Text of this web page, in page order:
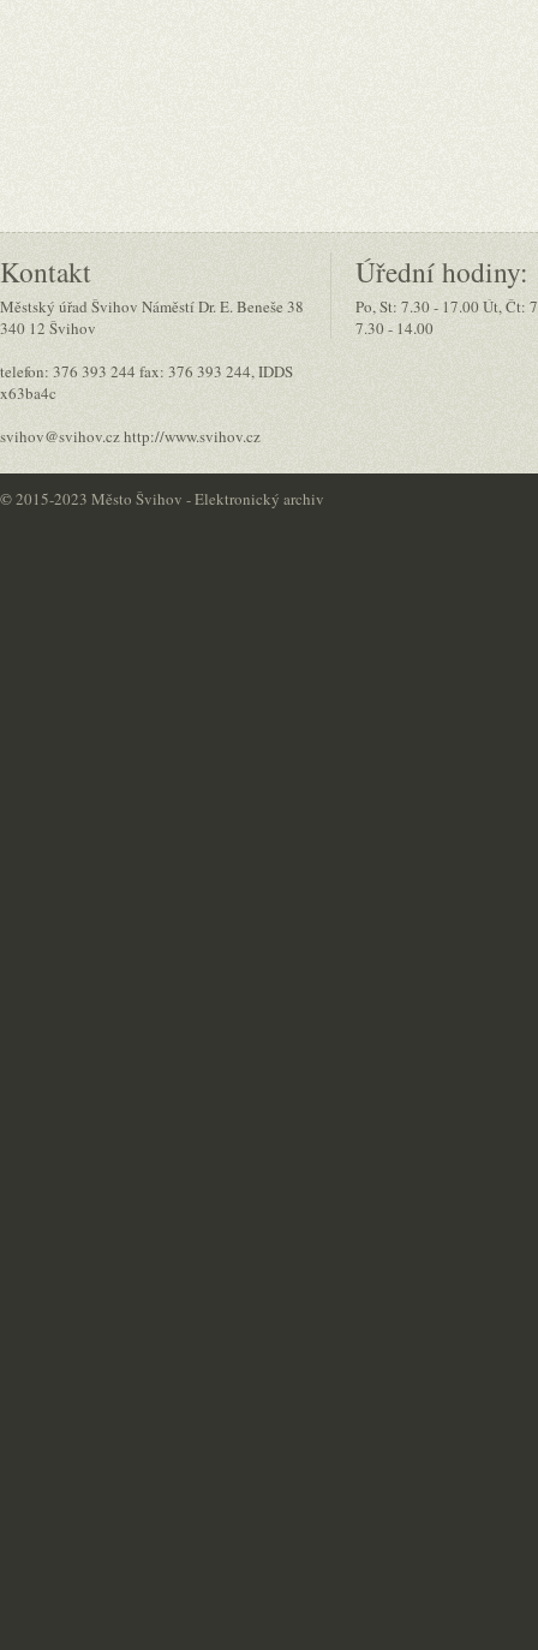
Kontakt
Městský úřad Švihov Náměstí Dr. E. Beneše 38
340 12 Švihov
telefon: 376 393 244 fax: 376 393 244, IDDS
x63ba4c
svihov@svihov.cz http://www.svihov.cz
Úřední hodiny:
Po, St: 7.30 - 17.00 Út, Čt:
7.30 - 14.00
©2015-2023 Město Švihov - Elektronický archiv